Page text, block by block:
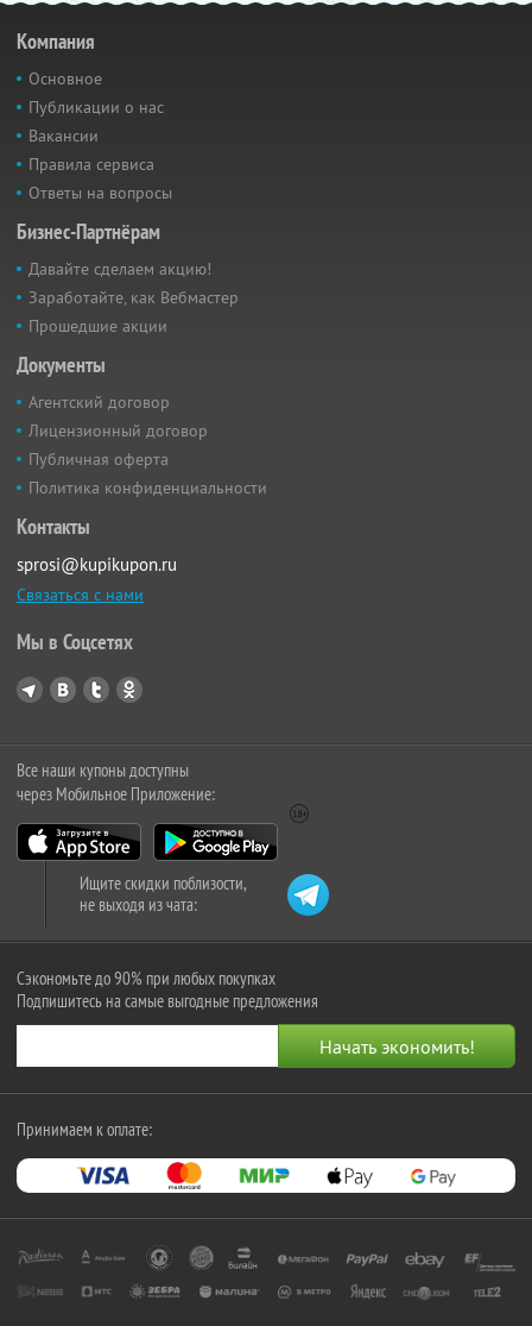
Компания
Основное
Публикации о нас
Вакансии
Правила сервиса
Ответы на вопросы
Бизнес-Партнёрам
Давайте сделаем акцию!
Заработайте, как Вебмастер
Прошедшие акции
Документы
Агентский договор
Лицензионный договор
Публичная оферта
Политика конфиденциальности
Контакты
sprosi@kupikupon.ru
Связаться с нами
Мы в Соцсетях
Все наши купоны доступны
через Мобильное Приложение:
Ищите скидки поблизости,
не выходя из чата:
Сэкономьте до 90% при любых покупках
Подпишитесь на самые выгодные предложения
Принимаем к оплате: